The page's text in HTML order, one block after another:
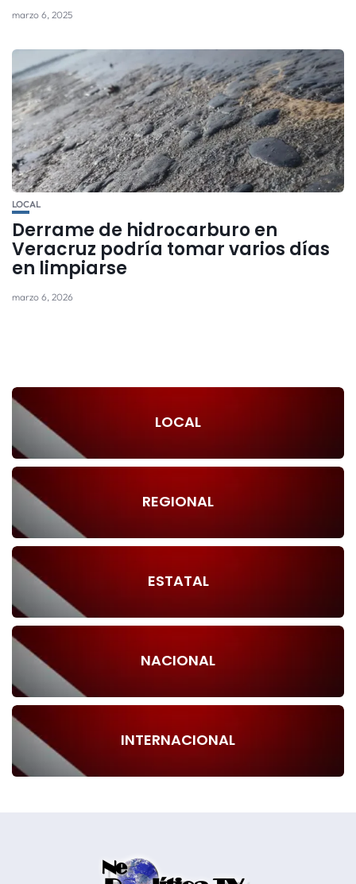
marzo 6, 2025
LOCAL
Derrame de hidrocarburo en
Veracruz podría tomar varios días
en limpiarse
marzo 6, 2026
LOCAL
REGIONAL
ESTATAL
NACIONAL
INTERNACIONAL